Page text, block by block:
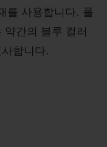
를 사용합니다. 폴
간의 블루 컬러
합니다.